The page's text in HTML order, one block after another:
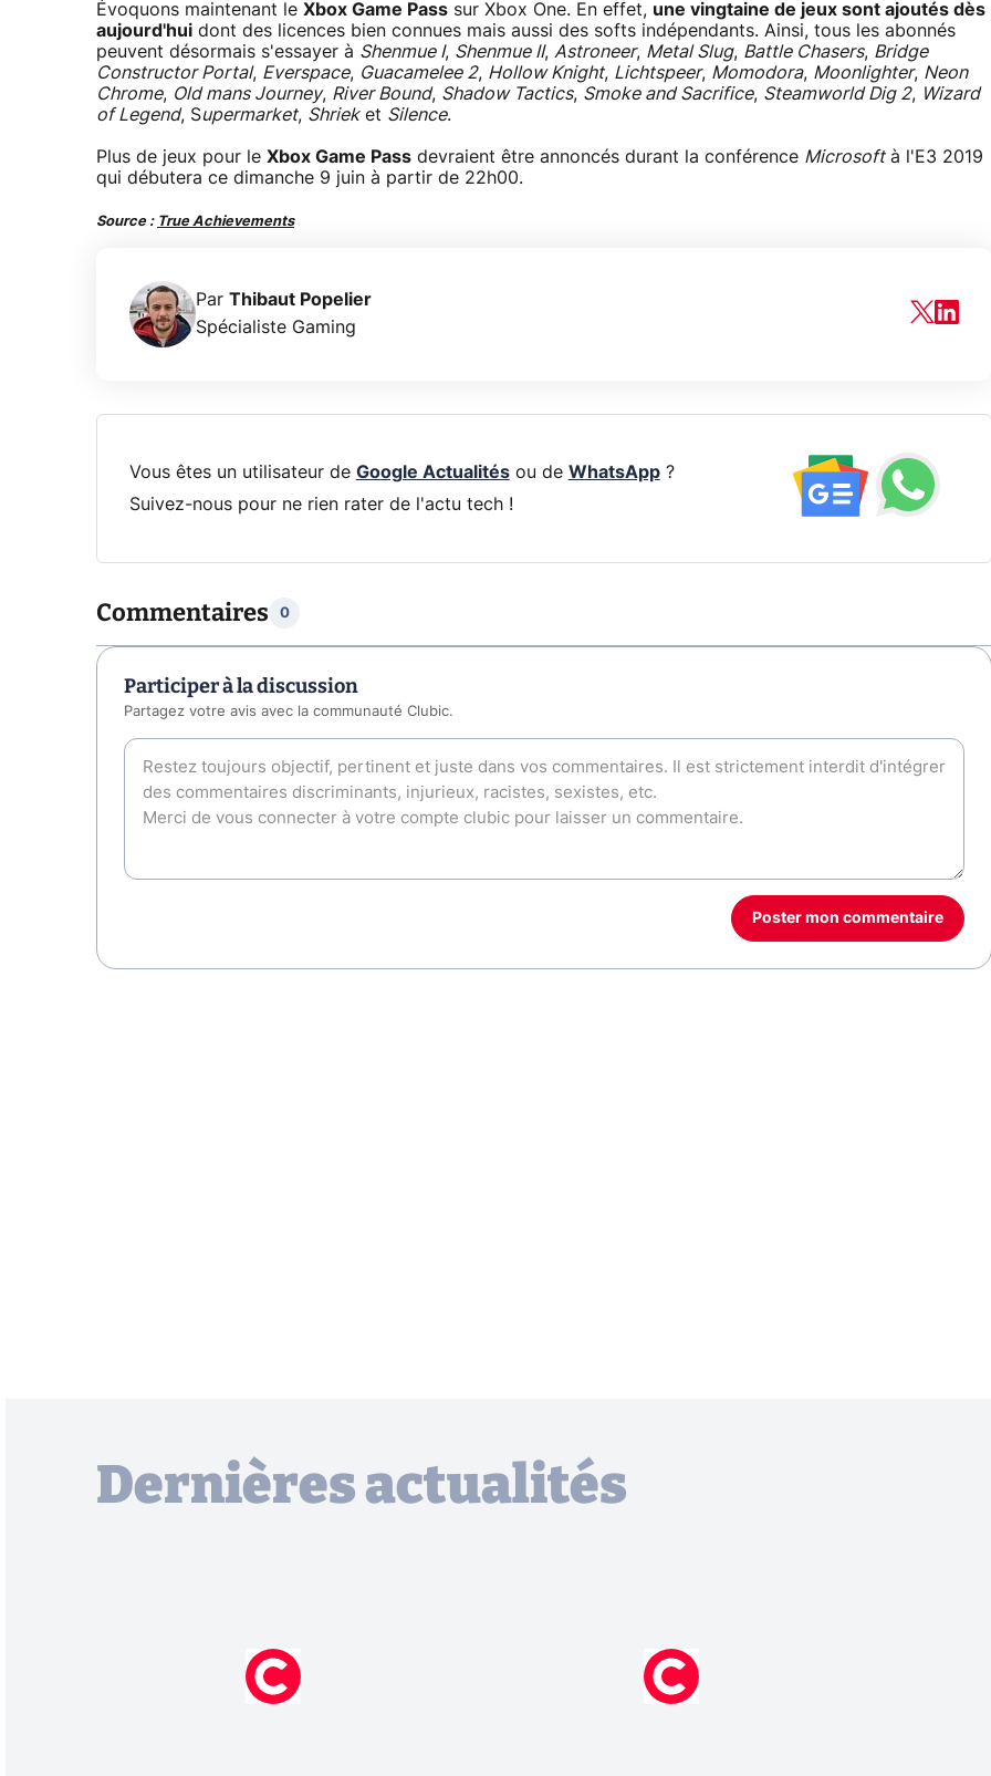
Évoquons maintenant le Xbox Game Pass sur Xbox One. En effet, une vingtaine de jeux sont ajoutés dès
aujourd'hui dont des licences bien connues mais aussi des softs indépendants. Ainsi, tous les abonnés
peuvent désormais s'essayer à Shenmue I, Shenmue II, Astroneer, Metal Slug, Battle Chasers, Bridge
Constructor Portal, Everspace, Guacamelee 2, Hollow Knight, Lichtspeer, Momodora, Moonlighter, Neon
Chrome, Old mans Journey, River Bound, Shadow Tactics, Smoke and Sacrifice, Steamworld Dig 2, Wizard
of Legend, Supermarket, Shrieket Silence.
Plus de jeux pour le Xbox Game Pass devraient être annoncés durant la conférence Microsoftà l'E3 2019
qui débutera ce dimanche 9 juin à partir de 22h00.
Source : True Achievements
Par Thibaut Popelier
Spécialiste Gaming
Vous êtes un utilisateur de Google Actualitésou de WhatsApp?
Suivez-nous pour ne rien rater de l'actu tech !
Commentaires 0
Participer à la discussion
Partagez votre avis avec la communauté Clubic.
Poster mon commentaire
Dernières actualités